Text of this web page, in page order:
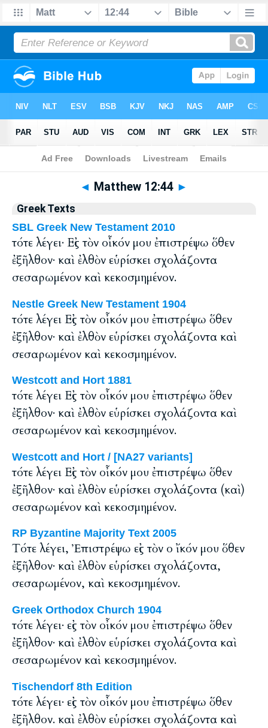
Bible>Greek> Matthew 12:44
◄ Matthew 12:44 ►
Greek Texts
SBL Greek New Testament 2010
τότε λέγει· Εἰς τὸν οἶκόν μου ἐπιστρέψω ὅθεν
ἐξῆλθον· καὶ ἐλθὸν εὑρίσκει σχολάζοντα
σεσαρωμένον καὶ κεκοσμημένον.
Nestle Greek New Testament 1904
τότε λέγει Εἰς τὸν οἶκόν μου ἐπιστρέψω ὅθεν
ἐξῆλθον· καὶ ἐλθὸν εὑρίσκει σχολάζοντα καὶ
σεσαρωμένον καὶ κεκοσμημένον.
Westcott and Hort 1881
τότε λέγει Εἰς τὸν οἶκόν μου ἐπιστρέψω ὅθεν
ἐξῆλθον· καὶ ἐλθὸν εὑρίσκει σχολάζοντα καὶ
σεσαρωμένον καὶ κεκοσμημένον.
Westcott and Hort / [NA27 variants]
τότε λέγει Εἰς τὸν οἶκόν μου ἐπιστρέψω ὅθεν
ἐξῆλθον· καὶ ἐλθὸν εὑρίσκει σχολάζοντα (καὶ)
σεσαρωμένον καὶ κεκοσμημένον.
RP Byzantine Majority Text 2005
Tότε λέγει, Ἐπιστρέψω εἰς τὸν ο ἴκόν μου ὅθεν
ἐξῆλθον· καὶ ἐλθὸν εὑρίσκει σχολάζοντα,
σεσαρωμένον, καὶ κεκοσμημένον.
Greek Orthodox Church 1904
τότε λέγει· εἰς τὸν οἶκόν μου ἐπιστρέψω ὅθεν
ἐξῆλθον· καὶ ἐλθὸν εὑρίσκει σχολάζοντα καὶ
σεσαρωμένον καὶ κεκοσμημένον.
Tischendorf 8th Edition
τότε λέγει· εἰς τὸν οἶκόν μου ἐπιστρέψω ὅθεν
ἐξῆλθον. καὶ ἐλθὸν εὑρίσκει σχολάζοντα καὶ